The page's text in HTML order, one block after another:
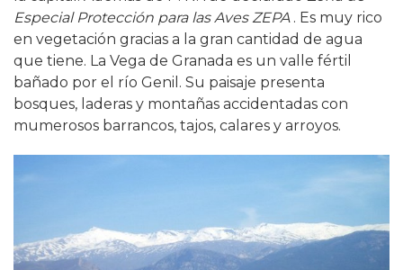
Especial Protección para las Aves ZEPA . Es muy rico
en vegetación gracias a la gran cantidad de agua
que tiene. La Vega de Granada es un valle fértil
bañado por el río Genil. Su paisaje presenta
bosques, laderas y montañas accidentadas con
mumerosos barrancos, tajos, calares y arroyos.